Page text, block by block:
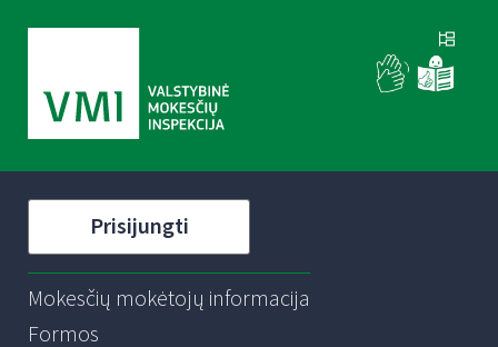
Prisijungti
Mokesčių mokėtojų informacija
Formos